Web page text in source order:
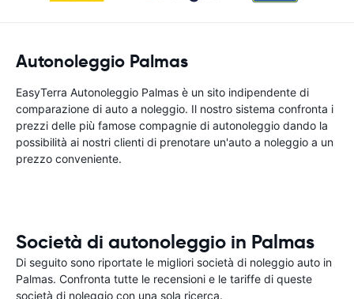
Autonoleggio Palmas
EasyTerra Autonoleggio Palmas è un sito indipendente di
comparazione di auto a noleggio. Il nostro sistema confronta i
prezzi delle più famose compagnie di autonoleggio dando la
possibilità ai nostri clienti di prenotare un'auto a noleggio a un
prezzo conveniente.
Società di autonoleggio in Palmas
Di seguito sono riportate le migliori società di noleggio auto in
Palmas. Confronta tutte le recensioni e le tariffe di queste
società di noleggio con una sola ricerca.